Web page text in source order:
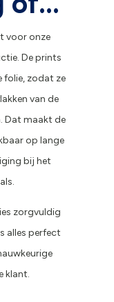
voor onze
De prints
folie, zodat ze
van de
Dat maakt de
op lange
bij het
zorgvuldig
alles perfect
klant.